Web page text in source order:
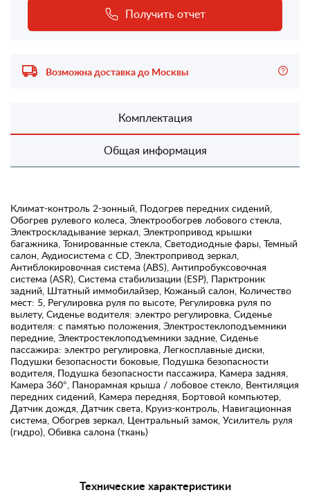
Получить отчет
Возможна доставка до Москвы
Комплектация
Общая информация
Климат-контроль 2-зонный, Подогрев передних сидений,
Обогрев рулевого колеса, Электрообогрев лобового стекла,
Электроскладывание зеркал, Электропривод крышки
багажника, Тонированные стекла, Светодиодные фары, Темный
салон, Аудиосистема с CD, Электропривод зеркал,
Антиблокировочная система (ABS), Антипробуксовочная
система (ASR), Система стабилизации (ESP), Парктроник
задний, Штатный иммобилайзер, Кожаный салон, Количество
мест: 5, Регулировка руля по высоте, Регулировка руля по
вылету, Сиденье водителя: электро регулировка, Сиденье
водителя: с памятью положения, Электростеклоподъемники
передние, Электростеклоподъемники задние, Сиденье
пассажира: электро регулировка, Легкосплавные диски,
Подушки безопасности боковые, Подушка безопасности
водителя, Подушка безопасности пассажира, Камера задняя,
Камера 360°, Панорамная крыша / лобовое стекло, Вентиляция
передних сидений, Камера передняя, Бортовой компьютер,
Датчик дождя, Датчик света, Круиз-контроль, Навигационная
система, Обогрев зеркал, Центральный замок, Усилитель руля
(гидро), Обивка салона (ткань)
Технические характеристики